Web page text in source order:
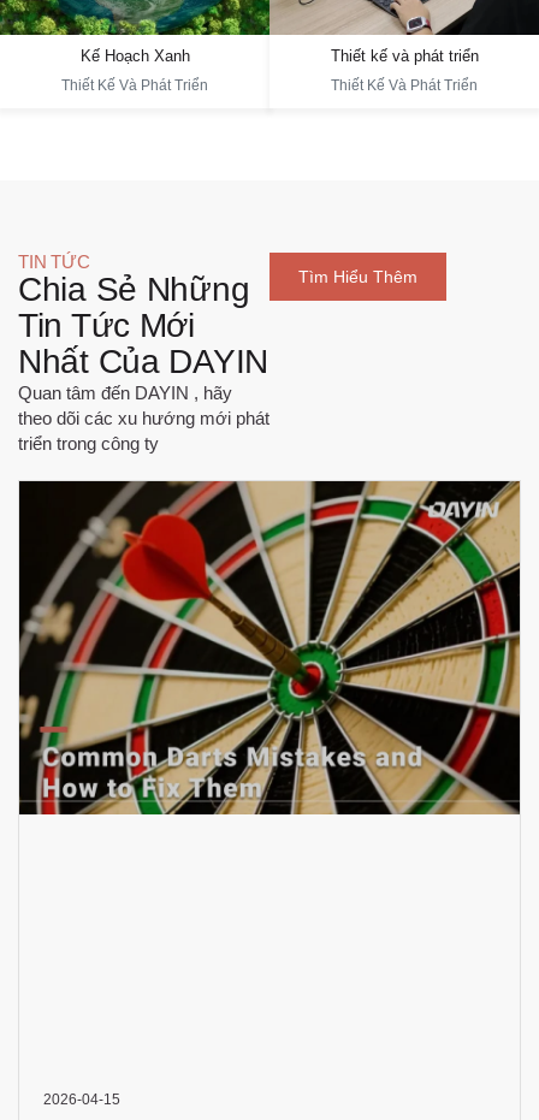
Kế Hoạch Xanh
Thiết Kế Và Phát Triển
Thiết kế và phát triển
Thiết Kế Và Phát Triển
Với Nhiều Tình Huống Khác Nhau
TIN TỨC
Chia Sẻ Những
Tin Tức Mới
Nhất Của DAYIN
Quan tâm đến DAYIN , hãy
theo dõi các xu hướng mới phát
triển trong công ty
Tìm Hiểu Thêm
2026-04-15